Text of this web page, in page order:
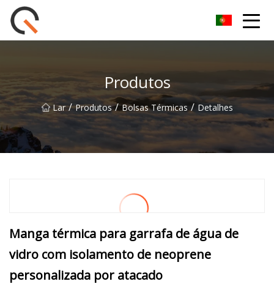
Produtos
Lar / Produtos / Bolsas Térmicas / Detalhes
Manga térmica para garrafa de água de
vidro com isolamento de neoprene
personalizada por atacado